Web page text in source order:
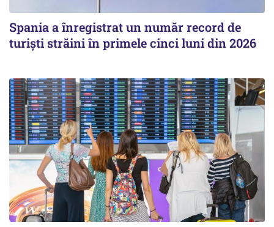
Spania a înregistrat un număr record de
turiști străini în primele cinci luni din 2026